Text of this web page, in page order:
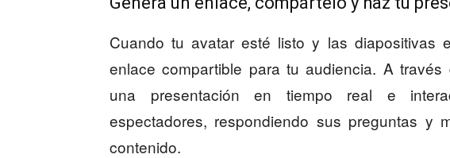
Cuando tu avatar esté listo y las diapositivas
enlace compartible para tu audiencia. A
una presentación en tiempo real e
espectadores, respondiendo sus preguntas y
contenido.